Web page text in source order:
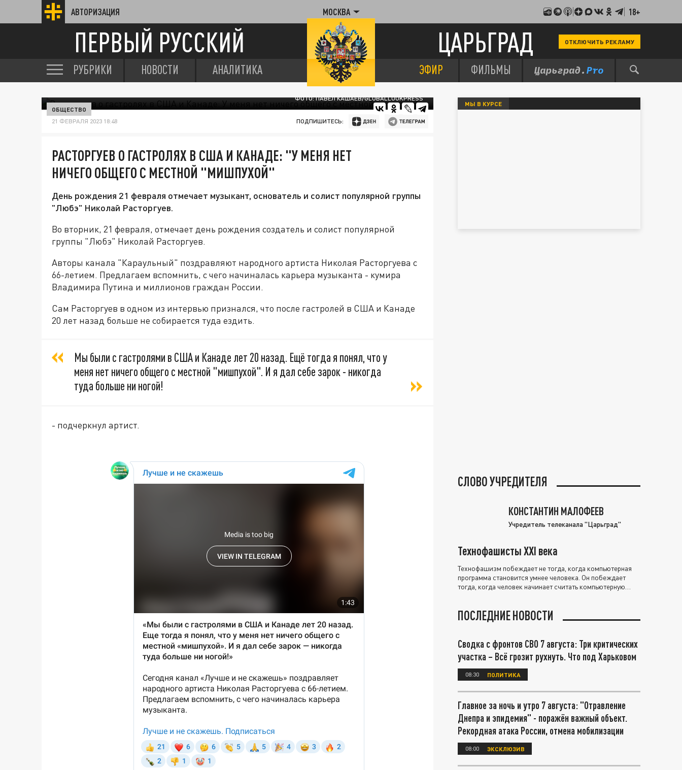
АВТОРИЗАЦИЯ МОСКВА 18+
ПЕРВЫЙ РУССКИЙ ЦАРЬГРАД ОТКЛЮЧИТЬ РЕКЛАМУ
РУБРИКИ НОВОСТИ АНАЛИТИКА ЭФИР ФИЛЬМЫ
ФОТО: ПАВЕЛ КАШАЕВ/GLOBALLOOKPRESS
ОБЩЕСТВО
21 ФЕВРАЛЯ 2023 18:48 ПОДПИШИТЕСЬ:
РАСТОРГУЕВ О ГАСТРОЛЯХ В США И КАНАДЕ: "У МЕНЯ НЕТ
НИЧЕГО ОБЩЕГО С МЕСТНОЙ "МИШПУХОЙ"
День рождения 21 февраля отмечает музыкант, основатель и солист популярной группы
"Любэ" Николай Расторгуев.
Во вторник, 21 февраля, отмечает день рождения создатель и солист популярной
группы "Любэ" Николай Расторгуев.
Авторы канала "Караульный" поздравляют народного артиста Николая Расторгуева с
66-летием. Предлагаем вспомнить, с чего начиналась карьера музыканта - кумира
Владимира Путина и миллионов граждан России.
Сам Расторгуев в одном из интервью признался, что после гастролей в США и Канаде
20 лет назад больше не собирается туда ездить.
Мы были с гастролями в США и Канаде лет 20 назад. Ещё тогда я понял, что у
меня нет ничего общего с местной "мишпухой". И я дал себе зарок - никогда
туда больше ни ногой!
- подчеркнул артист.
МЫ В КУРСЕ
СЛОВО УЧРЕДИТЕЛЯ
КОНСТАНТИН МАЛОФЕЕВ
Учредитель телеканала "Царьград"
Технофашисты XXI века
Технофашизм побеждает не тогда, когда компьютерная
программа становится умнее человека. Он побеждает
тогда, когда человек начинает считать компьютерную
ПОСЛЕДНИЕ НОВОСТИ
Сводка с фронтов СВО 7 августа: Три критических
участка – Всё грозит рухнуть. Что под Харьковом
08:30 ПОЛИТИКА
Главное за ночь и утро 7 августа: "Отравление
Днепра и эпидемия" - поражён важный объект.
Рекордная атака России, отмена мобилизации
08:00 ЭКСКЛЮЗИВ